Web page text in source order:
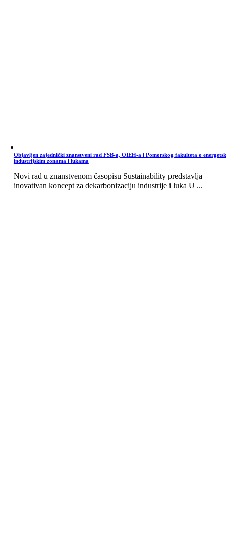
Objavljen zajednički znanstveni rad FSB-a, OIEH-a i Pomorskog fakulteta o
industrijskim zonama i lukama
Novi rad u znanstvenom časopisu Sustainability predstavlja
inovativan koncept za dekarbonizaciju industrije i luka U ...